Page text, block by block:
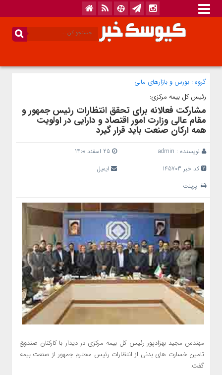
گروه : بورس و بازار‌های مالی
رئیس کل بیمه مرکزی:
مشارکت فعالانه برای تحقق انتظارات رئیس جمهور و
مقام عالی وزارت امور اقتصاد و دارایی در اولویت
همه ارکان صنعت باید قرار گیرد
نویسنده : admin
25 اسفند 1400
کد خبر 145703
ایمیل
پرینت
مهندس مجید بهزادپور رئیس کل بیمه مرکزی در دیدار با کارکنان صندوق
تامین خسارت های بدنی از انتظارات رئیس محترم جمهور از صنعت بیمه
گفت.